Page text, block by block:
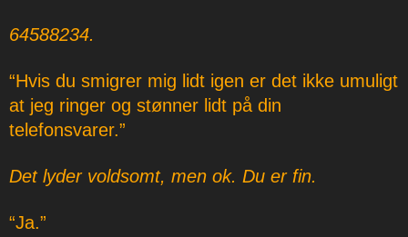
64588234.
“Hvis du smigrer mig lidt igen er det ikke umuligt
at jeg ringer og stønner lidt på din
telefonsvarer.”
Det lyder voldsomt, men ok. Du er fin.
“Ja.”